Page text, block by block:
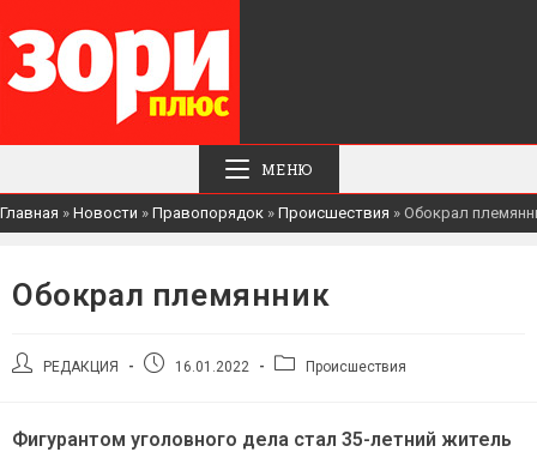
МЕНЮ
Главная » Новости » Правопорядок » Происшествия » Обокрал
Обокрал племянник
АвторРЕДАКЦИЯ
Запись16.01.2022
РубрикаПроисшествия
Фигурантом уголовного дела стал 35-летний житель